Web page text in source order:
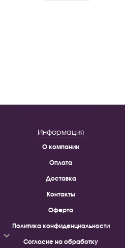
Информация
О компании
Оплата
Доставка
Контакты
Оферта
Политика конфиденциальности
Согласие на обработку